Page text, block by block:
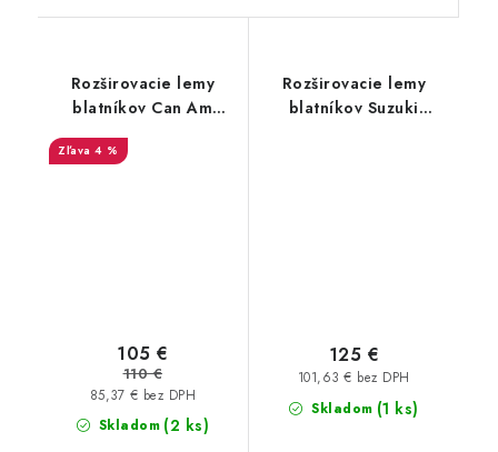
Rozširovacie lemy
blatníkov Can Am
Renegade
500/570/650/800/1000
4 %
Skladom (2 ks)
85,37 € bez DPH
105 €
110 €
Rozširovacie lemy
blatníkov Suzuki
Skladom (1 ks)
101,63 € bez DPH
125 €